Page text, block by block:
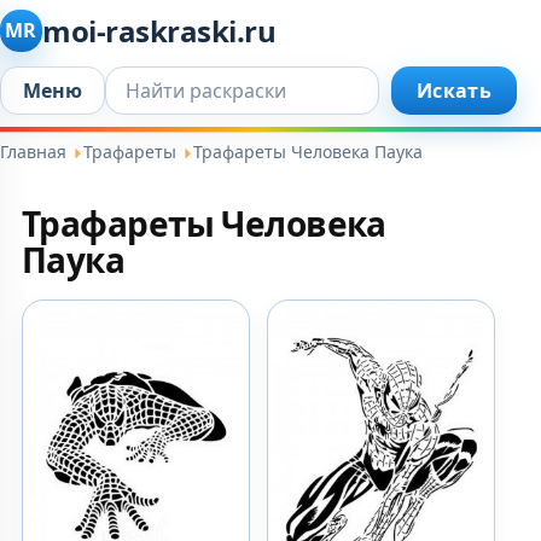
MR moi-raskraski.ru
Меню Искать... Искать
Главная Трафареты Трафареты Человека Паука
Трафареты Человека
Паука